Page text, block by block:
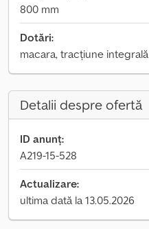
800 mm
Dotări:
macara, tracțiune integrală
Detalii despre ofertă
ID anunț:
A219-15-528
Actualizare:
ultima dată la 13.05.2026